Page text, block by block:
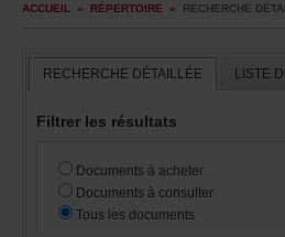
ACCUEIL » RÉPERTOIRE »
RECHERCHEDÉTAILLÉE
Filtrerlesrésultats
Documentsàacheter
Documentsàconsulter
Touslesdocuments